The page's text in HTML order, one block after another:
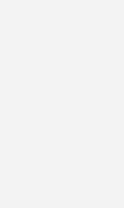
schneller ab
Hälfte der Bevölkerung
Viele weitere
können
ersetzen
alte